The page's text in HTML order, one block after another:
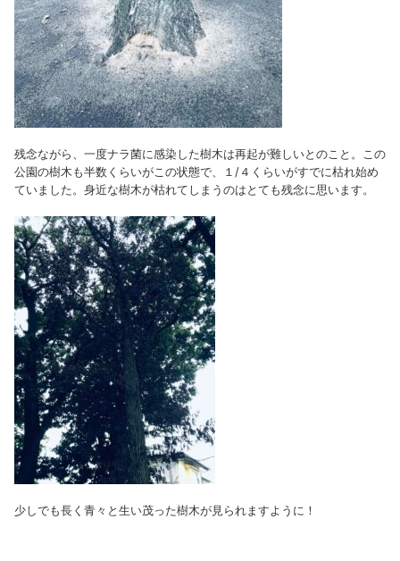
残念ながら、一度ナラ菌に感染した樹木は再起が難しいとのこと。この
公園の樹木も半数くらいがこの状態で、１/４くらいがすでに枯れ始め
ていました。身近な樹木が枯れてしまうのはとても残念に思います。
少しでも長く青々と生い茂った樹木が見られますように！